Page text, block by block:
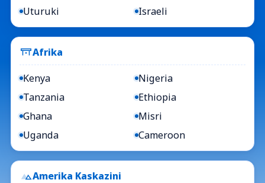
Uturuki
Israeli
Afrika
Kenya
Nigeria
Tanzania
Ethiopia
Ghana
Misri
Uganda
Cameroon
Amerika Kaskazini